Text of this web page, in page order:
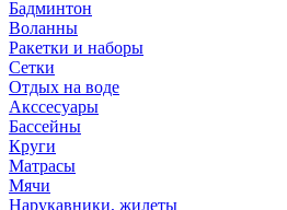
Бадминтон
Воланны
Ракетки и наборы
Сетки
Отдых на воде
Акссесуары
Бассейны
Круги
Матрасы
Мячи
Нарукавники, жилеты